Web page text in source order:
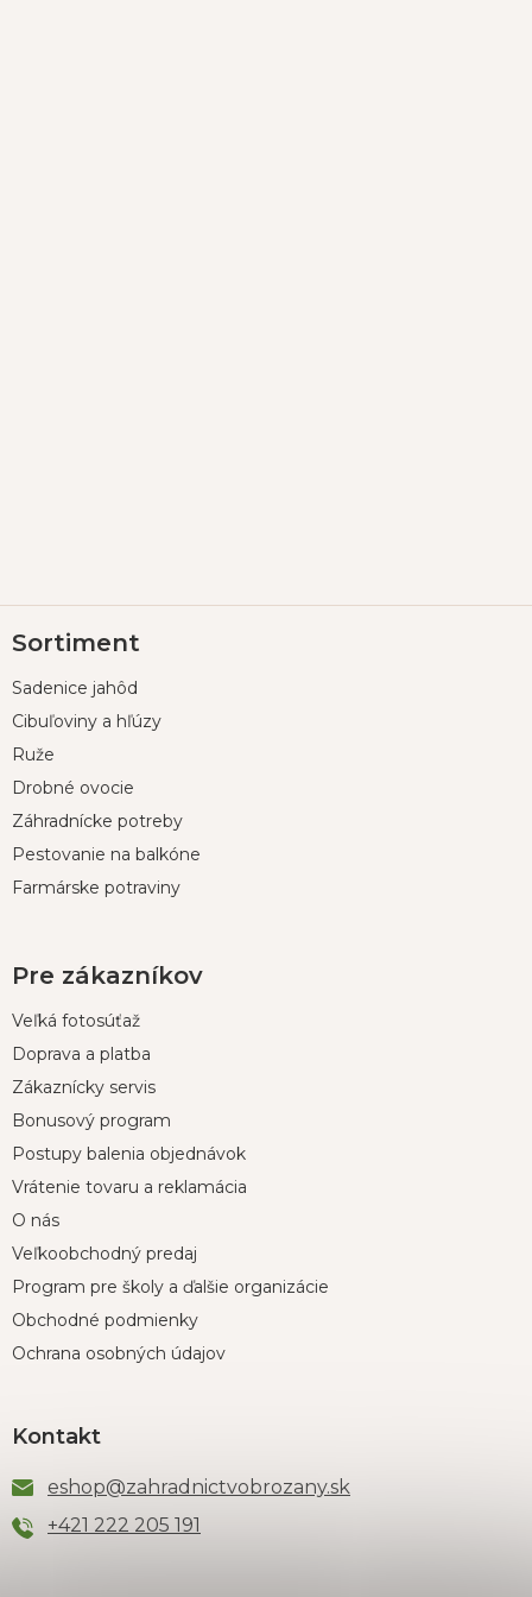
á
ä
Sortiment
Sadenice jahôd
Cibuľoviny a hľúzy
Ruže
Drobné ovocie
Záhradnícke potreby
Pestovanie na balkóne
Farmárske potraviny
Pre zákazníkov
Veľká fotosúťaž
Doprava a platba
Zákaznícky servis
Bonusový program
Postupy balenia objednávok
Vrátenie tovaru a reklamácia
O nás
Veľkoobchodný predaj
Program pre školy a ďalšie organizácie
Obchodné podmienky
Ochrana osobných údajov
Kontakt
eshop@zahradnictvobrozany.sk
+421 222 205 191